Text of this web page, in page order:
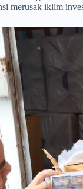
merusak iklim